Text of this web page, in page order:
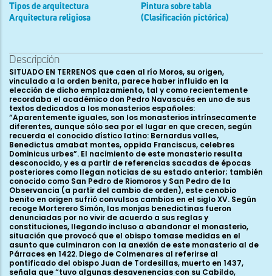
Tipos de arquitectura
Arquitectura religiosa
Pintura sobre tabla
(Clasificación pictórica)
Descripción
SITUADO EN TERRENOS que caen al río Moros, su origen,
vinculado a la orden benita, parece haber influido en la
elección de dicho emplazamiento, tal y como recientemente
recordaba el académico don Pedro Navascués en uno de sus
textos dedicados a los monasterios españoles:
“Aparentemente iguales, son los monasterios intrínsecamente
diferentes, aunque sólo sea por el lugar en que crecen, según
recuerda el conocido dístico latino: Bernardus valles,
Benedictus amabat montes, oppida Franciscus, celebres
Dominicus urbes”. El nacimiento de este monasterio resulta
desconocido, y es a partir de referencias sacadas de épocas
posteriores como llegan noticias de su estado anterior; también
conocido como San Pedro de Riomoros y San Pedro de la
Observancia (a partir del cambio de orden), este cenobio
benito en origen sufrió convulsos cambios en el siglo XV. Según
recoge Morterero Simón, las monjas benedictinas fueron
denunciadas por no vivir de acuerdo a sus reglas y
constituciones, llegando incluso a abandonar el monasterio,
situación que provocó que el obispo tomase medidas en el
asunto que culminaron con la anexión de este monasterio al de
Párraces en 1422. Diego de Colmenares al referirse al
pontificado del obispo Juan de Tordesillas, muerto en 1437,
señala que “tuvo algunas desavenencias con su Cabildo,